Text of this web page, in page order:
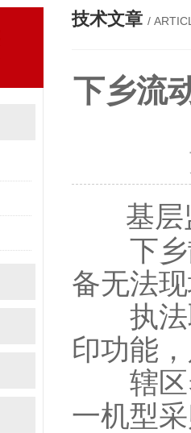
技术文章 /
下乡流
基层
下乡散
备无法
执法取
印功能
辖区养
一机型